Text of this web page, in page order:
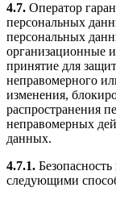
4.7. Оператор
персональных
персональных
организационные
принятие для
неправомерного
изменения,
распространения
неправомерных
данных.
4.7.1.
следующими